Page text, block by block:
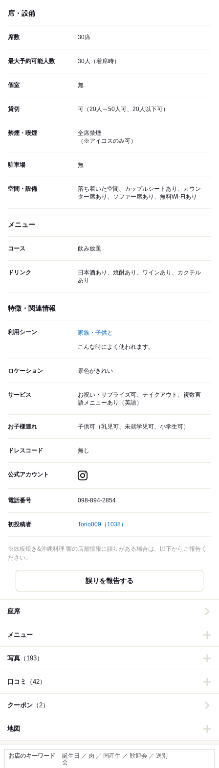
席・設備
席数 30席
最大予約可能人数 30人（着席時）
個室 無
貸切 可（20人～50人可、20人以下可）
禁煙・喫煙
全席禁煙
（※アイコスのみ可）
駐車場 無
空間・設備
落ち着いた空間、カップルシートあり、カウン
ター席あり、ソファー席あり、無料Wi-Fiあり
メニュー
コース 飲み放題
ドリンク
日本酒あり、焼酎あり、ワインあり、カクテル
あり
特徴・関連情報
利用シーン 家族・子供と
こんな時によく使われます。
ロケーション 景色がきれい
サービス
お祝い・サプライズ可、テイクアウト、複数言
語メニューあり（英語）
お子様連れ 子供可（乳児可、未就学児可、小学生可）
ドレスコード 無し
公式アカウント
電話番号 098-894-2854
初投稿者 Torio009 （1038）
※鉄板焼き&沖縄料理 響の店舗情報に誤りがある場合は、以下からご報告く
ださい。
誤りを報告する
座席
メニュー
写真 （193）
口コミ （42）
クーポン （2）
地図
お店のキーワード
誕生日 ／ 肉 ／ 国産牛 ／ 歓迎会 ／ 送別
会